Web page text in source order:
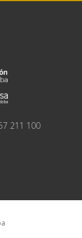
211 100